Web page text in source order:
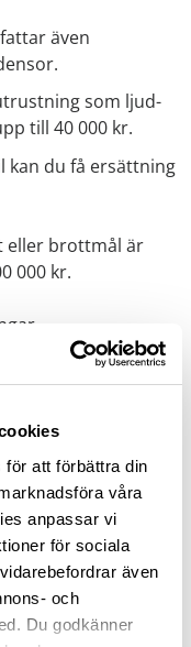
för att förbättra din
våra
anpassar vi
för sociala
även
och
Du godkänner
även
som ljud-
till 40 000 kr.
kan du få ersättning
eller brottmål är
000 kr.
75 dagar.
djurkollision